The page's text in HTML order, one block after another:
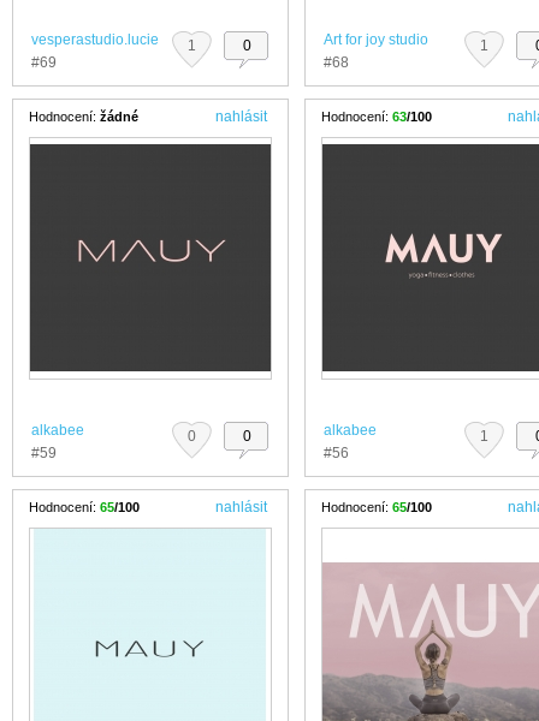
0
1
vesperastudio.lucie
#69
1
Art for joy studio
#68
Hodnocení: žádné nahlásit
0
0
alkabee
#59
Hodnocení: 63/100
1
alkabee
#56
Hodnocení: 65/100 nahlásit Hodnocení: 65/100